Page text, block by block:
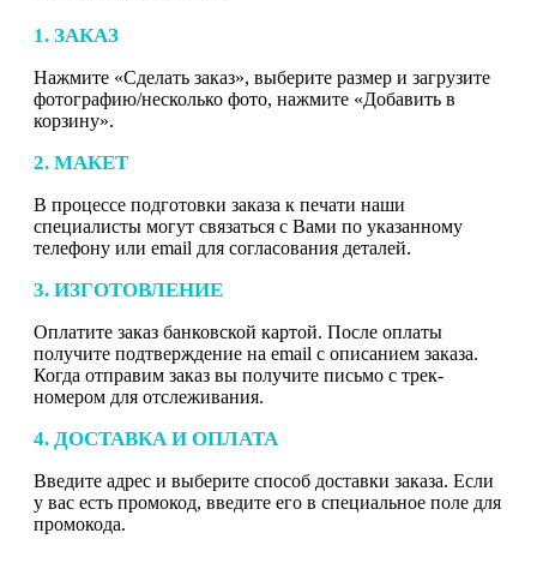
1. ЗАКАЗ
Нажмите «Сделать заказ», выберите размер и загрузите
фотографию/несколько фото, нажмите «Добавить в
корзину».
2. МАКЕТ
В процессе подготовки заказа к печати наши
специалисты могут связаться с Вами по указанному
телефону или email для согласования деталей.
3. ИЗГОТОВЛЕНИЕ
Оплатите заказ банковской картой. После оплаты
получите подтверждение на email с описанием заказа.
Когда отправим заказ вы получите письмо с трек-
номером для отслеживания.
4. ДОСТАВКА И ОПЛАТА
Введите адрес и выберите способ доставки заказа. Если
у вас есть промокод, введите его в специальное поле для
промокода.